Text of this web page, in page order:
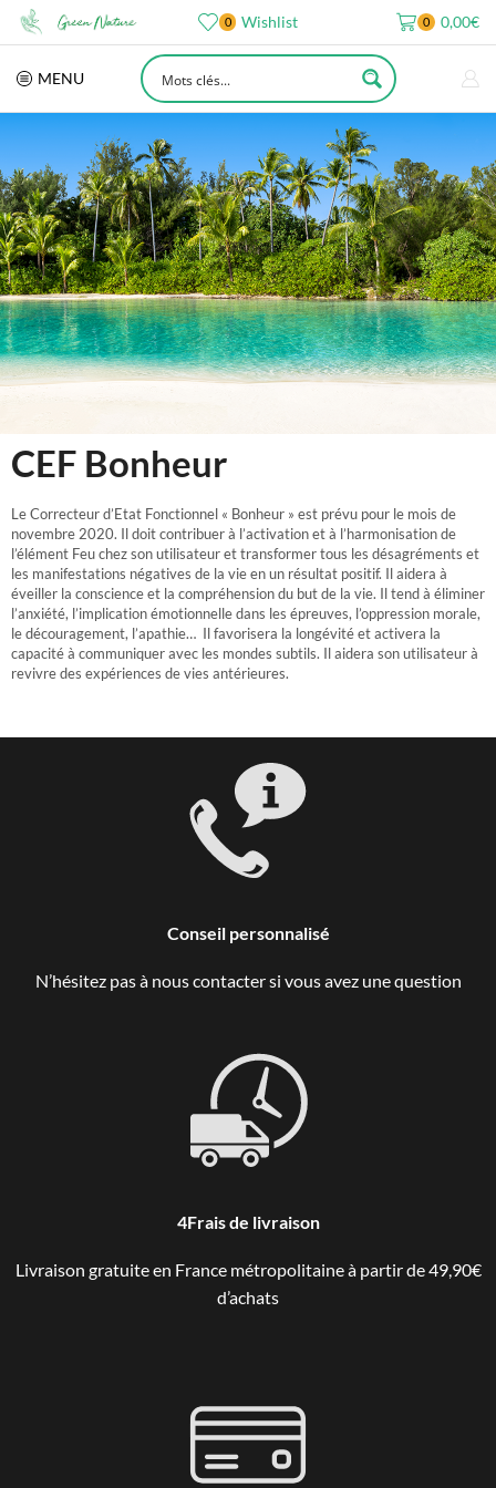
0 Wishlist 0 0,00€
MENU
CEF Bonheur
Le Correcteur d’Etat Fonctionnel « Bonheur » est prévu pour le mois de
novembre 2020. Il doit contribuer à l’activation et à l’harmonisation de
l’élément Feu chez son utilisateur et transformer tous les désagréments et
les manifestations négatives de la vie en un résultat positif. Il aidera à
éveiller la conscience et la compréhension du but de la vie. Il tend à éliminer
l’anxiété, l’implication émotionnelle dans les épreuves, l’oppression morale,
le découragement, l’apathie… Il favorisera la longévité et activera la
capacité à communiquer avec les mondes subtils. Il aidera son utilisateur à
revivre des expériences de vies antérieures.
Conseil personnalisé
N’hésitez pas à nous contacter si vous avez une question
4Frais de livraison
Livraison gratuite en France métropolitaine à partir de 49,90€
d’achats